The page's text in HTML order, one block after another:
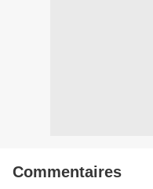
Commentaires